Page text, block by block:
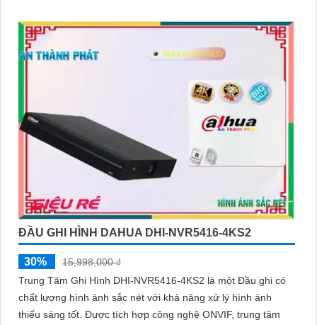
ĐẦU GHI HÌNH DAHUA DHI-NVR5416-4KS2
30%
15,998,000 ₫
Trung Tâm Ghi Hình DHI-NVR5416-4KS2 là một Đầu ghi có
chất lượng hình ảnh sắc nét với khả năng xử lý hình ảnh
thiếu sáng tốt. Được tích hợp công nghệ ONVIF, trung tâm